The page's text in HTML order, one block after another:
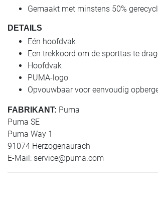
Gemaakt met minstens 50%
DETAILS
Eén hoofdvak
Een trekkoord om de sporttas te
Hoofdvak
PUMA-logo
Opvouwbaar voor eenvoudig
FABRIKANT: Puma
Puma SE
Puma Way 1
91074 Herzogenaurach
E-Mail: service@puma.com